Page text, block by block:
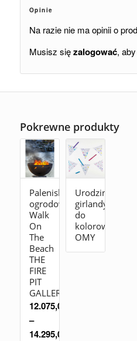
Opinie
Na razie nie ma opinii o
Musisz sięzalogować,
Pokrewne produkty
Palenisko
ogrodowe
Walk
On
The
Beach
THE
FIRE
PIT
GALLERY
12.075,00
–
14.295,00
Urodzinowe
girlandy
do
kolorowania
OMY